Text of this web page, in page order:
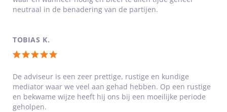
5
neutraal in de benadering van de partijen.
TOBIAS K.
Totale
waardering:
5
van
De adviseur is een zeer prettige, rustige en kundige
mediator waar we veel aan gehad hebben. Op een rustige
en bekwame wijze heeft hij ons bij een moeilijke periode
geholpen.